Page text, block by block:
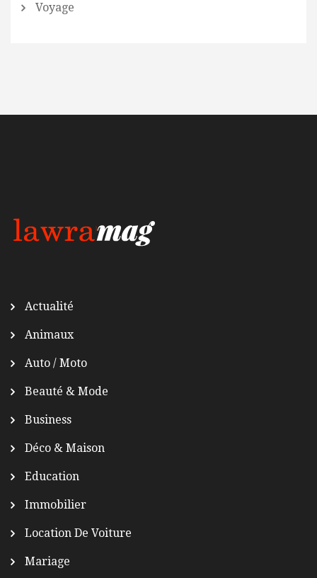
Voyage
Actualité
Animaux
Auto / Moto
Beauté & Mode
Business
Déco & Maison
Education
Immobilier
Location De Voiture
Mariage